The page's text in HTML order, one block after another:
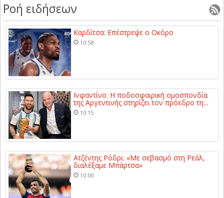
Ροή ειδήσεων
Καρδίτσα: Επέστρεψε ο Οκόρο
10:58
Ινφαντίνο: Η ποδοσφαιρική ομοσπονδία
της Αργεντινής στηρίζει τον πρόεδρο τη...
10:15
Ατζέντης Ρόδρι: «Με σεβασμό στη Ρεάλ,
διαλέξαμε Μπάρτσα»
10:00